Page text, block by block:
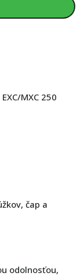
MXC 250
čap a
odolnosťou,